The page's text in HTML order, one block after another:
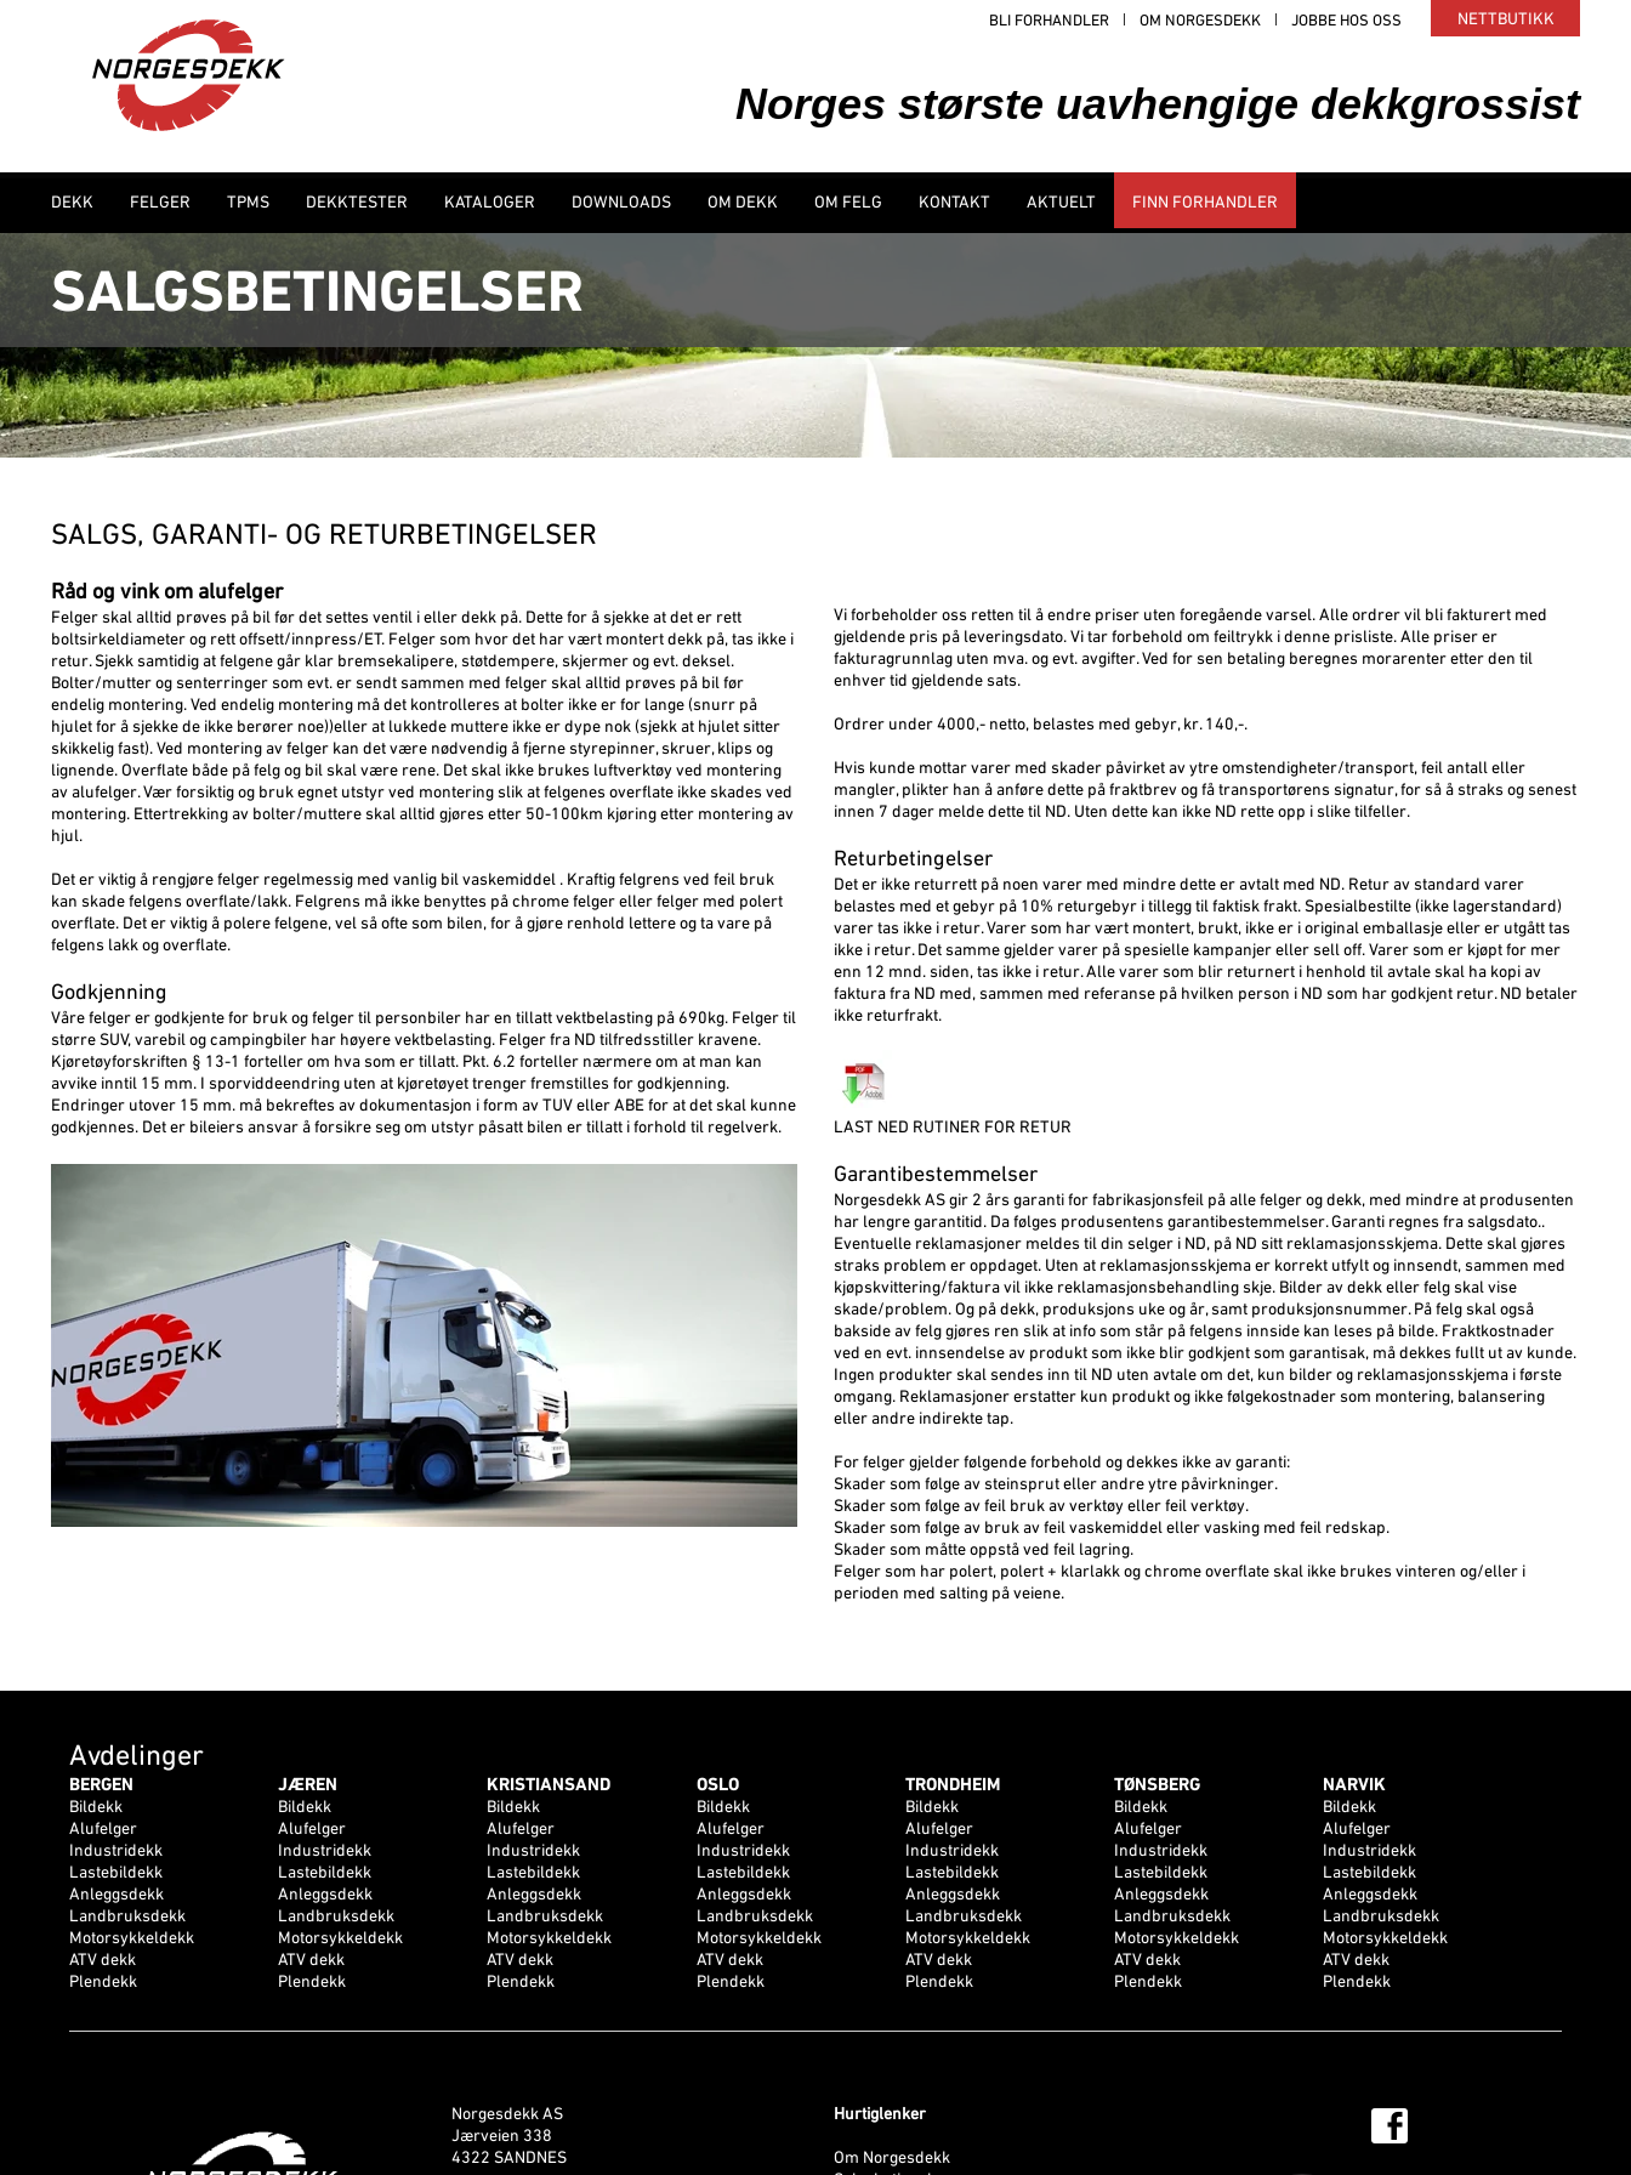
BLI FORHANDLER OM NORGESDEKK JOBBE HOS OSS NETTBUTIKK
Norges største uavhengige dekkgrossist
DEKK FELGER TPMS DEKKTESTER KATALOGER DOWNLOADS OM DEKK OM FELG KONTAKT AKTUELT FINN FORHANDLER
SALGSBETINGELSER
SALGS, GARANTI- OG RETURBETINGELSER
Råd og vink om alufelger
Felger skal alltid prøves på bil før det settes ventil i eller dekk på. Dette for å sjekke at det er rett
boltsirkeldiameter og rett offsett/innpress/ET. Felger som hvor det har vært montert dekk på, tas ikke i
retur. Sjekk samtidig at felgene går klar bremsekalipere, støtdempere, skjermer og evt. deksel.
Bolter/mutter og senterringer som evt. er sendt sammen med felger skal alltid prøves på bil før
endelig montering. Ved endelig montering må det kontrolleres at bolter ikke er for lange (snurr på
hjulet for å sjekke de ikke berører noe))eller at lukkede muttere ikke er dype nok (sjekk at hjulet sitter
skikkelig fast). Ved montering av felger kan det være nødvendig å fjerne styrepinner, skruer, klips og
lignende. Overflate både på felg og bil skal være rene. Det skal ikke brukes luftverktøy ved montering
av alufelger. Vær forsiktig og bruk egnet utstyr ved montering slik at felgenes overflate ikke skades ved
montering. Ettertrekking av bolter/muttere skal alltid gjøres etter 50-100km kjøring etter montering av
hjul.
Det er viktig å rengjøre felger regelmessig med vanlig bil vaskemiddel . Kraftig felgrens ved feil bruk
kan skade felgens overflate/lakk. Felgrens må ikke benyttes på chrome felger eller felger med polert
overflate. Det er viktig å polere felgene, vel så ofte som bilen, for å gjøre renhold lettere og ta vare på
felgens lakk og overflate.
Godkjenning
Våre felger er godkjente for bruk og felger til personbiler har en tillatt vektbelasting på 690kg. Felger til
større SUV, varebil og campingbiler har høyere vektbelasting. Felger fra ND tilfredsstiller kravene.
Kjøretøyforskriften § 13-1 forteller om hva som er tillatt. Pkt. 6.2 forteller nærmere om at man kan
avvike inntil 15 mm. I sporviddeendring uten at kjøretøyet trenger fremstilles for godkjenning.
Endringer utover 15 mm. må bekreftes av dokumentasjon i form av TUV eller ABE for at det skal kunne
godkjennes. Det er bileiers ansvar å forsikre seg om utstyr påsatt bilen er tillatt i forhold til regelverk.
Vi forbeholder oss retten til å endre priser uten foregående varsel. Alle ordrer vil bli fakturert med
gjeldende pris på leveringsdato. Vi tar forbehold om feiltrykk i denne prisliste. Alle priser er
fakturagrunnlag uten mva. og evt. avgifter. Ved for sen betaling beregnes morarenter etter den til
enhver tid gjeldende sats.
Ordrer under 4000,- netto, belastes med gebyr, kr. 140,-.
Hvis kunde mottar varer med skader påvirket av ytre omstendigheter/transport, feil antall eller
mangler, plikter han å anføre dette på fraktbrev og få transportørens signatur, for så å straks og senest
innen 7 dager melde dette til ND. Uten dette kan ikke ND rette opp i slike tilfeller.
Returbetingelser
Det er ikke returrett på noen varer med mindre dette er avtalt med ND. Retur av standard varer
belastes med et gebyr på 10% returgebyr i tillegg til faktisk frakt. Spesialbestilte (ikke lagerstandard)
varer tas ikke i retur. Varer som har vært montert, brukt, ikke er i original emballasje eller er utgått tas
ikke i retur. Det samme gjelder varer på spesielle kampanjer eller sell off. Varer som er kjøpt for mer
enn 12 mnd. siden, tas ikke i retur. Alle varer som blir returnert i henhold til avtale skal ha kopi av
faktura fra ND med, sammen med referanse på hvilken person i ND som har godkjent retur. ND betaler
ikke returfrakt.
LAST NED RUTINER FOR RETUR
Garantibestemmelser
Norgesdekk AS gir 2 års garanti for fabrikasjonsfeil på alle felger og dekk, med mindre at produsenten
har lengre garantitid. Da følges produsentens garantibestemmelser. Garanti regnes fra salgsdato..
Eventuelle reklamasjoner meldes til din selger i ND, på ND sitt reklamasjonsskjema. Dette skal gjøres
straks problem er oppdaget. Uten at reklamasjonsskjema er korrekt utfylt og innsendt, sammen med
kjøpskvittering/faktura vil ikke reklamasjonsbehandling skje. Bilder av dekk eller felg skal vise
skade/problem. Og på dekk, produksjons uke og år, samt produksjonsnummer. På felg skal også
bakside av felg gjøres ren slik at info som står på felgens innside kan leses på bilde. Fraktkostnader
ved en evt. innsendelse av produkt som ikke blir godkjent som garantisak, må dekkes fullt ut av kunde.
Ingen produkter skal sendes inn til ND uten avtale om det, kun bilder og reklamasjonsskjema i første
omgang. Reklamasjoner erstatter kun produkt og ikke følgekostnader som montering, balansering
eller andre indirekte tap.
For felger gjelder følgende forbehold og dekkes ikke av garanti:
Skader som følge av steinsprut eller andre ytre påvirkninger.
Skader som følge av feil bruk av verktøy eller feil verktøy.
Skader som følge av bruk av feil vaskemiddel eller vasking med feil redskap.
Skader som måtte oppstå ved feil lagring.
Felger som har polert, polert + klarlakk og chrome overflate skal ikke brukes vinteren og/eller i
perioden med salting på veiene.
Avdelinger
BERGEN
Bildekk
Alufelger
Industridekk
Lastebildekk
Anleggsdekk
Landbruksdekk
Motorsykkeldekk
ATV dekk
Plendekk
JÆREN
Bildekk
Alufelger
Industridekk
Lastebildekk
Anleggsdekk
Landbruksdekk
Motorsykkeldekk
ATV dekk
Plendekk
KRISTIANSAND
Bildekk
Alufelger
Industridekk
Lastebildekk
Anleggsdekk
Landbruksdekk
Motorsykkeldekk
ATV dekk
Plendekk
OSLO
Bildekk
Alufelger
Industridekk
Lastebildekk
Anleggsdekk
Landbruksdekk
Motorsykkeldekk
ATV dekk
Plendekk
TRONDHEIM
Bildekk
Alufelger
Industridekk
Lastebildekk
Anleggsdekk
Landbruksdekk
Motorsykkeldekk
ATV dekk
Plendekk
TØNSBERG
Bildekk
Alufelger
Industridekk
Lastebildekk
Anleggsdekk
Landbruksdekk
Motorsykkeldekk
ATV dekk
Plendekk
NARVIK
Bildekk
Alufelger
Industridekk
Lastebildekk
Anleggsdekk
Landbruksdekk
Motorsykkeldekk
ATV dekk
Plendekk
Norgesdekk AS
Jærveien 338
4322 SANDNES
Hurtiglenker
Om Norgesdekk